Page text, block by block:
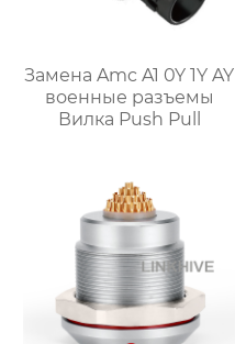
Замена Amc A1 0Y 1Y AY
военные разъемы
Вилка Push Pull